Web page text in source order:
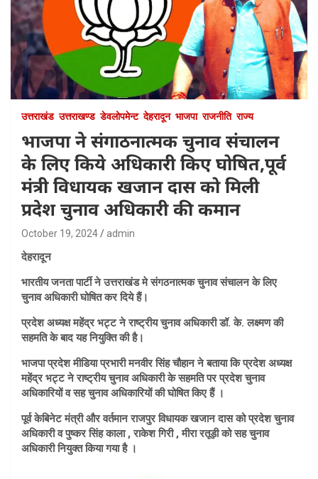
उत्तराखंड उत्तराखण्ड डेवलोपमेन्ट देहरादून भाजपा राजनीति राज्य
भाजपा ने संगाठनात्मक चुनाव संचालन
के लिए किये अधिकारी किए घोषित,पूर्व
मंत्री विधायक खजान दास को मिली
प्रदेश चुनाव अधिकारी की कमान
October 19, 2024 admin
देहरादून
भारतीय जनता पार्टी ने उत्तराखंड मे संगठनात्मक चुनाव संचालन के लिए
चुनाव अधिकारी घोषित कर दिये हैं।
प्रदेश अध्यक्ष महेंद्र भट्ट ने राष्ट्रीय चुनाव अधिकारी डॉ. के. लक्ष्मण की
सहमति के बाद यह नियुक्ति की है।
भाजपा प्रदेश मीडिया प्रभारी मनवीर सिंह चौहान ने बताया कि प्रदेश अध्यक्ष
महेंद्र भट्ट ने राष्ट्रीय चुनाव अधिकारी के सहमति पर प्रदेश चुनाव
अधिकारियों व सह चुनाव अधिकारियों की घोषित किए हैं ।
पूर्व केबिनेट मंत्री और वर्तमान राजपुर विधायक खजान दास को प्रदेश चुनाव
अधिकारी व पुष्कर सिंह काला , राकेश गिरी , मीरा रतूड़ी को सह चुनाव
अधिकारी नियुक्त किया गया है ।